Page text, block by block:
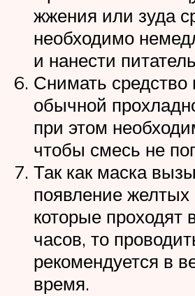
жжения или зуда
необходимо
и нанести
Снимать средство
обычной
при этом
чтобы смесь не
Так как маска
появление желтых
которые проходят
часов, то
рекомендуется в
время.